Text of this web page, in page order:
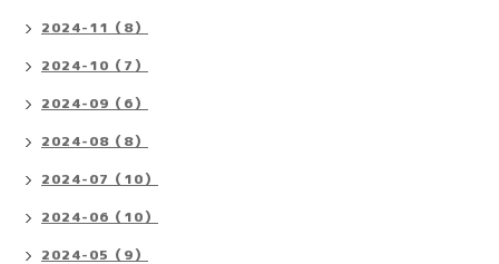
2024-11（8）
2024-10（7）
2024-09（6）
2024-08（8）
2024-07（10）
2024-06（10）
2024-05（9）